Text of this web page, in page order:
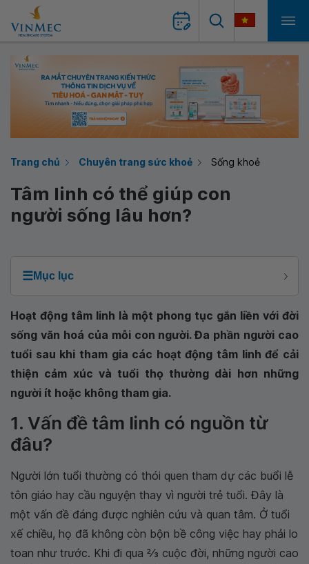
Trang chủ Chuyên trang sức khoẻ Sống khoẻ
Tâm linh có thể giúp con
người sống lâu hơn?
☰Mục lục
Hoạt động tâm linh là một phong tục gắn liền với đời
sống văn hoá của mỗi con người. Đa phần người cao
tuổi sau khi tham gia các hoạt động tâm linh để cải
thiện cảm xúc và tuổi thọ thường dài hơn những
người ít hoặc không tham gia.
1. Vấn đề tâm linh có nguồn từ
đâu?
Người lớn tuổi thường có thói quen tham dự các buổi lễ
tôn giáo hay cầu nguyện thay vì người trẻ tuổi. Đây là
một vấn đề đáng được nghiên cứu và quan tâm. Ở tuổi
xế chiều, họ đã không còn bộn bề công việc hay phải lo
toan như trước. Khi đi qua 2⁄3 cuộc đời, những người cao